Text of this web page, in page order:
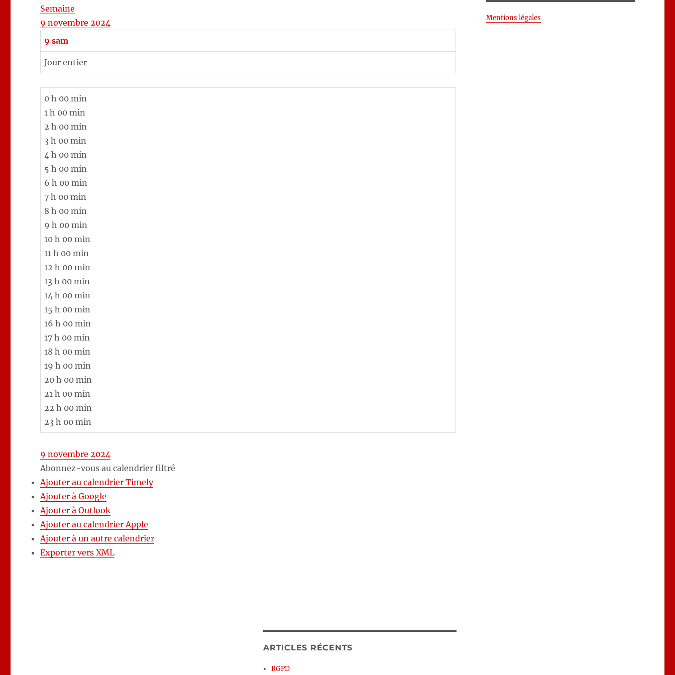
Semaine
9 novembre 2024
9 sam
Jour entier
0 h 00 min
1 h 00 min
2 h 00 min
3 h 00 min
4 h 00 min
5 h 00 min
6 h 00 min
7 h 00 min
8 h 00 min
9 h 00 min
10 h 00 min
11 h 00 min
12 h 00 min
13 h 00 min
14 h 00 min
15 h 00 min
16 h 00 min
17 h 00 min
18 h 00 min
19 h 00 min
20 h 00 min
21 h 00 min
22 h 00 min
23 h 00 min
9 novembre 2024
Abonnez-vous au calendrier filtré
Ajouter au calendrier Timely
Ajouter à Google
Ajouter à Outlook
Ajouter au calendrier Apple
Ajouter à un autre calendrier
Exporter vers XML
ARTICLES RÉCENTS
RGPD
Mentions légales